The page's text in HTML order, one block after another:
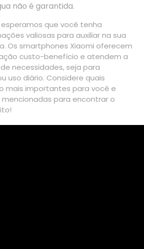
não é garantida.
que você tenha
valiosas para auxiliar na sua
Os smartphones Xiaomi oferecem
custo-benefício e atendem a
necessidades, seja para
uso diário. Considere quais
mais importantes para você e
para encontrar o